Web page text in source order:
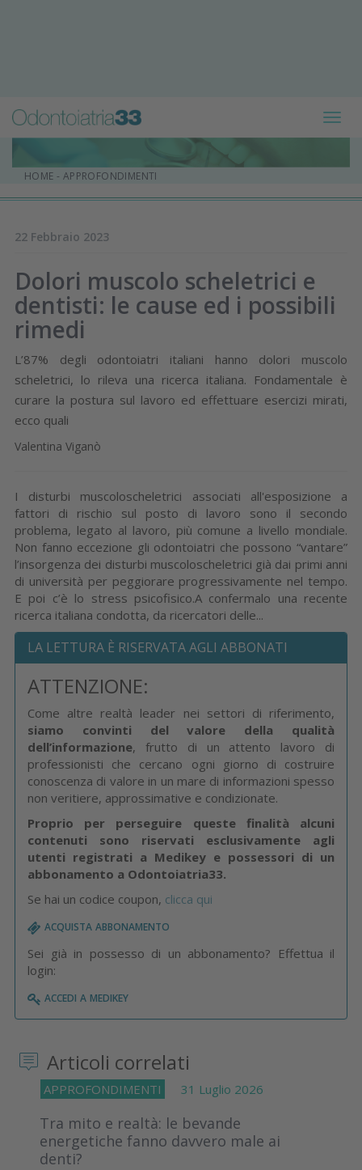
HOME - APPROFONDIMENTI
22 Febbraio 2023
Dolori muscolo scheletrici e
dentisti: le cause ed i possibili
rimedi
L’87% degli odontoiatri italiani hanno dolori muscolo
scheletrici, lo rileva una ricerca italiana. Fondamentale è
curare la postura sul lavoro ed effettuare esercizi mirati,
ecco quali
Valentina Viganò
I disturbi muscoloscheletrici associati all'esposizione a
fattori di rischio sul posto di lavoro sono il secondo
problema, legato al lavoro, più comune a livello mondiale.
Non fanno eccezione gli odontoiatri che possono “vantare”
l’insorgenza dei disturbi muscoloscheletrici già dai primi anni
di università per peggiorare progressivamente nel tempo.
E poi c’è lo stress psicofisico.A confermalo una recente
ricerca italiana condotta, da ricercatori delle...
LA LETTURA È RISERVATA AGLI ABBONATI
ATTENZIONE:
Come altre realtà leader nei settori di riferimento,
siamo convinti del valore della qualità
dell’informazione, frutto di un attento lavoro di
professionisti che cercano ogni giorno di costruire
conoscenza di valore in un mare di informazioni spesso
non veritiere, approssimative e condizionate.
Proprio per perseguire queste finalità alcuni
contenuti sono riservati esclusivamente agli
utenti registrati a Medikey e possessori di un
abbonamento a Odontoiatria33.
Se hai un codice coupon, clicca qui
acquista abbonamento
Sei già in possesso di un abbonamento? Effettua il
login:
accedi a medikey
Articoli correlati
APPROFONDIMENTI 31 Luglio 2026
Tra mito e realtà: le bevande
energetiche fanno davvero male ai
denti?